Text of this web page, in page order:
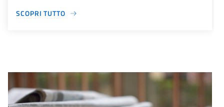
SCOPRI TUTTO